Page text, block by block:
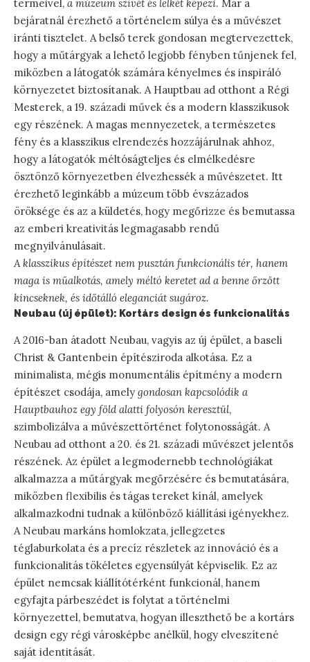
termeivel, a múzeum szívét és lelkét képezi. Már a
bejáratnál érezhető a történelem súlya és a művészet
iránti tisztelet. A belső terek gondosan megtervezettek,
hogy a műtárgyak a lehető legjobb fényben tűnjenek fel,
miközben a látogatók számára kényelmes és inspiráló
környezetet biztosítanak. A Hauptbau ad otthont a Régi
Mesterek, a 19. századi művek és a modern klasszikusok
egy részének. A magas mennyezetek, a természetes
fény és a klasszikus elrendezés hozzájárulnak ahhoz,
hogy a látogatók méltóságteljes és elmélkedésre
ösztönző környezetben élvezhessék a művészetet. Itt
érezhető leginkább a múzeum több évszázados
öröksége és az a küldetés, hogy megőrizze és bemutassa
az emberi kreativitás legmagasabb rendű
megnyilvánulásait.
A klasszikus építészet nem pusztán funkcionális tér, hanem
maga is műalkotás, amely méltó keretet ad a benne őrzött
kincseknek, és időtálló eleganciát sugároz.
Neubau (új épület): Kortárs design és funkcionalitás
A 2016-ban átadott Neubau, vagyis az új épület, a baseli
Christ & Gantenbein építésziroda alkotása. Ez a
minimalista, mégis monumentális építmény a modern
építészet csodája, amely gondosan kapcsolódik a
Hauptbauhoz egy föld alatti folyosón keresztül,
szimbolizálva a művészettörténet folytonosságát. A
Neubau ad otthont a 20. és 21. századi művészet jelentős
részének. Az épület a legmodernebb technológiákat
alkalmazza a műtárgyak megőrzésére és bemutatására,
miközben flexibilis és tágas tereket kínál, amelyek
alkalmazkodni tudnak a különböző kiállítási igényekhez.
A Neubau markáns homlokzata, jellegzetes
téglaburkolata és a precíz részletek az innováció és a
funkcionalitás tökéletes egyensúlyát képviselik. Ez az
épület nemcsak kiállítótérként funkcionál, hanem
egyfajta párbeszédet is folytat a történelmi
környezettel, bemutatva, hogyan illeszthető be a kortárs
design egy régi városképbe anélkül, hogy elveszítené
saját identitását.